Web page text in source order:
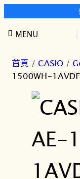
至 MENU
首頁 / CASIO /
1500WH-